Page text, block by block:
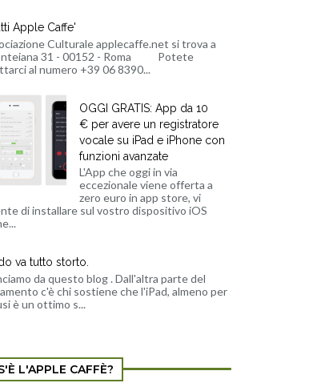
Apple Caffe'
Culturale applecaffe.net si trova a
31 - 00152 - Roma Potete
al numero +39 06 8390...
OGGI GRATIS: App da 10
€ per avere un registratore
vocale su iPad e iPhone con
funzioni avanzate
L'App che oggi in via
eccezionale viene offerta a
zero euro in app store, vi
di installare sul vostro dispositivo iOS
va tutto storto.
da questo blog . Dall'altra parte del
c'è chi sostiene che l'iPad, almeno per
è un ottimo s...
L'APPLE CAFFÈ?